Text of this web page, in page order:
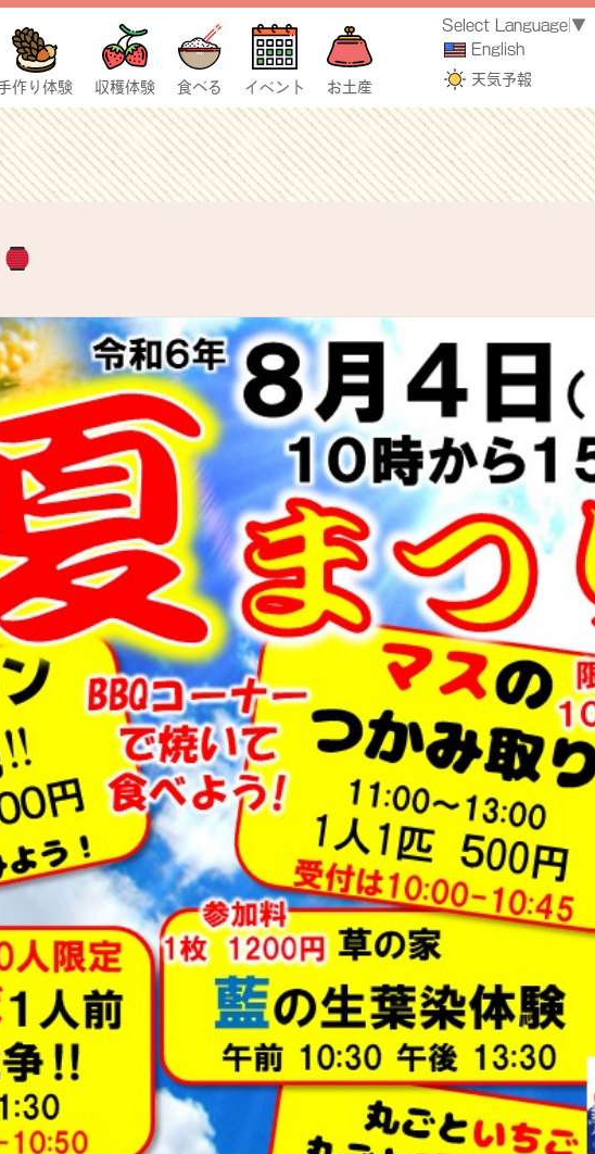
作り体験 収穫体験 食べる イベント お土産
Select Language ▼
English
天気予報